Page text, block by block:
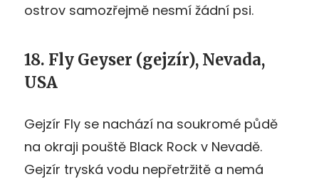
ostrov samozřejmě nesmí žádní psi.
18. Fly Geyser (gejzír), Nevada,
USA
Gejzír Fly se nachází na soukromé půdě
na okraji pouště Black Rock v Nevadě.
Gejzír tryská vodu nepřetržitě a nemá